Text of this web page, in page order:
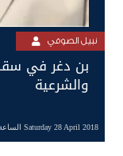
نبيل الصوفي
بن دغر في
والشرعية
Saturday 28 April 2018 الساعة 08:14 pm